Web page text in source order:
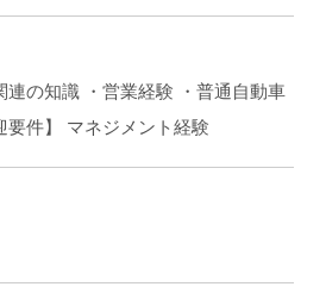
連の知識 ・営業経験 ・普通自動車
要件】 マネジメント経験